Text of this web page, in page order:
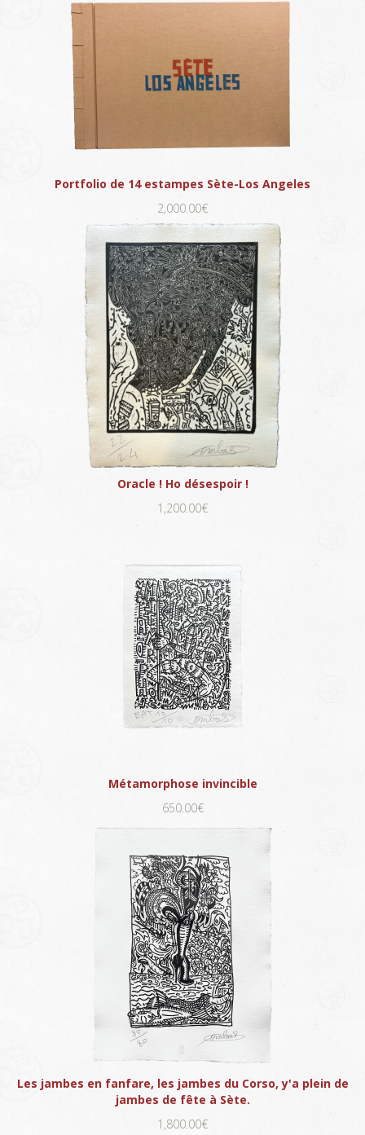
Portfolio de 14 estampes Sète-Los Angeles
2,000.00€
Oracle ! Ho désespoir !
1,200.00€
Métamorphose invincible
650.00€
Les jambes en fanfare, les jambes du Corso, y'a plein de
jambes de fête à Sète.
1,800.00€